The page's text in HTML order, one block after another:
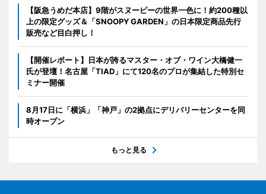
【阪急うめだ本店】9階がスヌーピーの世界一色に！約200種以
上の限定グッズ＆「SNOOPY GARDEN」の日本限定商品先行
販売など目白押し！
【開催レポート】日本が誇るマスター・オブ・ワイン大橋健一
氏が登壇！名古屋「TIAD」にて120名のプロが集結した特別セ
ミナー開催
8月17日に「横浜」「神戸」の2拠点にデリバリーセンターを同
時オープン
もっと見る